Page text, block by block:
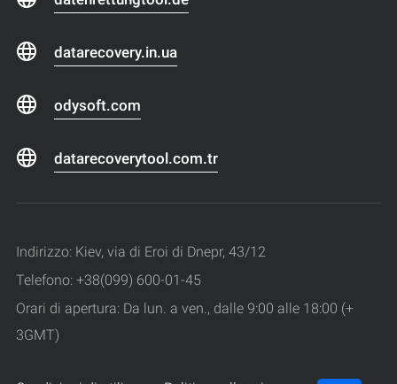
datarecovery.in.ua
odysoft.com
datarecoverytool.com.tr
Indirizzo: Kiev, via di Eroi di Dnepr, 43/12
Telefono: +38(099) 600-01-45
Orari di apertura: Da lun. a ven., dalle 9:00 alle 18:00 (+
3GMT)